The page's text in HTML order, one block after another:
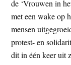
de ‘Vrouwen in
met een wake op
mensen
protest- en
dit in één keer uit